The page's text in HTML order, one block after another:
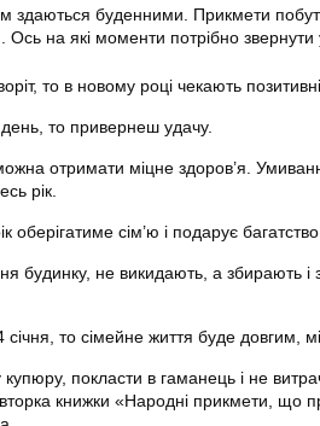
здаються буденними. Прикмети
Ось на які моменти потрібно звернути
то в новому році чекають позитивні
то привернеш удачу.
отримати міцне здоров’я.
рік.
оберігатиме сім’ю і подарує багатство.
будинку, не викидають, а збирають і
то сімейне життя буде довгим,
покласти в гаманець і не
книжки «Народні прикмети, що